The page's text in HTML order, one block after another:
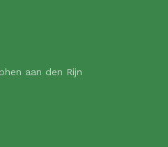
aan den Rijn